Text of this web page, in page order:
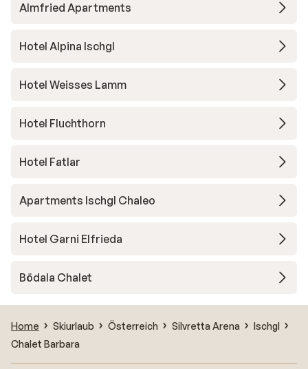
Almfried Apartments
Hotel Alpina Ischgl
Hotel Weisses Lamm
Hotel Fluchthorn
Hotel Fatlar
Apartments Ischgl Chaleo
Hotel Garni Elfrieda
Bödala Chalet
Home Skiurlaub Österreich Silvretta Arena
Ischgl
Chalet Barbara